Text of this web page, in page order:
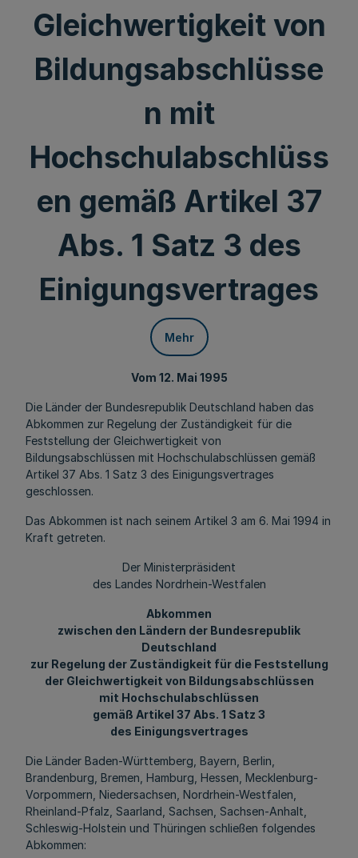
Gleichwertigkeit von
Bildungsabschlüsse
n mit
Hochschulabschlüss
en gemäß Artikel 37
Abs. 1 Satz 3 des
Einigungsvertrages
Mehr
Vom 12. Mai 1995
Die Länder der Bundesrepublik Deutschland haben das
Abkommen zur Regelung der Zuständigkeit für die
Feststellung der Gleichwertigkeit von
Bildungsabschlüssen mit Hochschulabschlüssen gemäß
Artikel 37 Abs. 1 Satz 3 des Einigungsvertrages
geschlossen.
Das Abkommen ist nach seinem Artikel 3 am 6. Mai 1994 in
Kraft getreten.
Der Ministerpräsident
des Landes Nordrhein-Westfalen
Abkommen
zwischen den Ländern der Bundesrepublik
Deutschland
zur Regelung der Zuständigkeit für die Feststellung
der Gleichwertigkeit von Bildungsabschlüssen
mit Hochschulabschlüssen
gemäß Artikel 37 Abs. 1 Satz 3
des Einigungsvertrages
Die Länder Baden-Württemberg, Bayern, Berlin,
Brandenburg, Bremen, Hamburg, Hessen, Mecklenburg-
Vorpommern, Niedersachsen, Nordrhein-Westfalen,
Rheinland-Pfalz, Saarland, Sachsen, Sachsen-Anhalt,
Schleswig-Holstein und Thüringen schließen folgendes
Abkommen: